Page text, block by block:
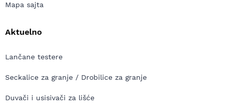
Mapa sajta
Aktuelno
Lančane testere
Seckalice za granje / Drobilice za granje
Duvači i usisivači za lišće